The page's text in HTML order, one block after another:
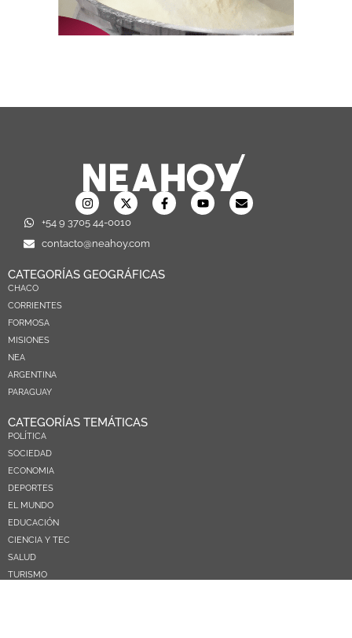
+54 9 3705 44-0010
contacto@neahoy.com
CATEGORÍAS GEOGRÁFICAS
CHACO
CORRIENTES
FORMOSA
MISIONES
NEA
ARGENTINA
PARAGUAY
CATEGORÍAS TEMÁTICAS
POLÍTICA
SOCIEDAD
ECONOMIA
DEPORTES
EL MUNDO
EDUCACIÓN
CIENCIA Y TEC
SALUD
TURISMO